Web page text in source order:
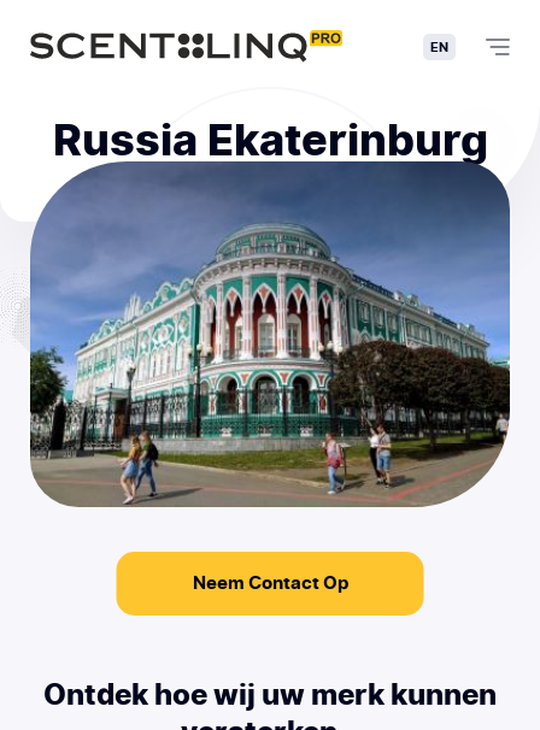
EN
Russia Ekaterinburg
Neem Contact Op
Ontdek hoe wij uw merk kunnen